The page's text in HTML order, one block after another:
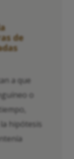
de
a que
o
hipótesis